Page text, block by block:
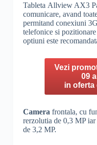
Tableta Allview AX3
comunicare, avand
permitand conexiuni
telefonice si
optiuni este
Vezi
09
in oferta
Camera frontala, cu
rerzolutia de 0,3 MP
de 3,2 MP.